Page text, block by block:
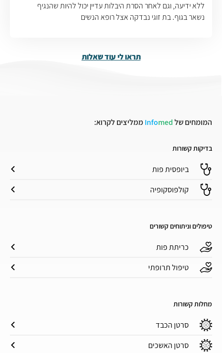
ללא ידיעה, וגם לאחר הסרת היבלות עדיין יכול להיות שהנגיף
נשאר בגוף. בת זוגי נבדקה אצל רופא הנשים
תראו לי עוד שאלות
המומחים של Infomed ממליצים לקרוא:
בדיקות קשורות
ביופסית פות
קולפוסקופיה
טיפולים וניתוחים קשורים
כריתת פות
טיפול תרופתי
מחלות קשורות
סרטן הכבד
סרטן האשכים